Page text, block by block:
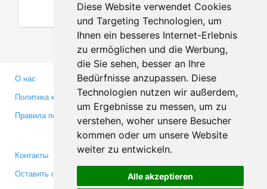
Diese Website verwendet Cookies
und Targeting Technologien, um
Ihnen ein besseres Internet-Erlebnis
zu ermöglichen und die Werbung,
die Sie sehen, besser an Ihre
Bedürfnisse anzupassen. Diese
Technologien nutzen wir außerdem,
um Ergebnisse zu messen, um zu
verstehen, woher unsere Besucher
kommen oder um unsere Website
weiter zu entwickeln.
Alle akzeptieren
О нас
Политика конфиденциальности
Правила пользования
Партнерам
Инвесторам
Медиа
Контакты
Оставить отзыв
Facebook
Twitter